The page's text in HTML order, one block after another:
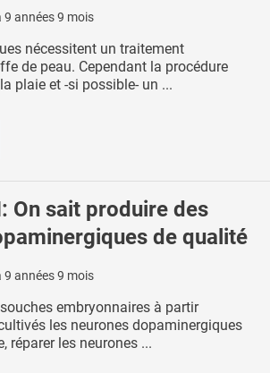
9 années 9 mois
nécessitent un traitement
de peau. Cependant la procédure
plaie et -si possible- un ...
On sait produire des
de qualité
9 années 9 mois
embryonnaires à partir
les neurones dopaminergiques
réparer les neurones ...